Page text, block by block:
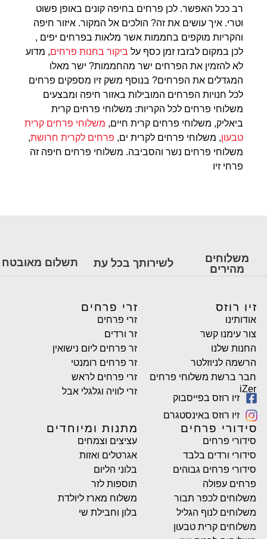
רב ככל האפשר. לכן פרחים בחיפה קונים באופן פשוט
וטרי. איך עושים את זה? הולכים אל המקור. איזור חיפה
והקריות מוקפים בחממות אשר מלאות בפרחים יפים ,
לכן במקום לבזבז זמן כסף על ביקור בחנות פרחים, מדוע
לא להזמין את הפרחים ישר מהחממות? ישר מאלו
המגדלים את הפרחים? בנוסף משק זיו מספקים פרחים
לכל חנויות הפרחים המובילות באזור חיפה ומבצעים
משלוחי פרחים לכל הקריות: משלוחי פרחים קרית
ביאליק, משלוחי פרחים קרית חיים, משלוחי פרחים קרית
טבעון, משלוחי פרחים לקרית ים, פרחים לקרית חרושת,
משלוחי פרחים נשר והסביבה. משלוחי פרחים חיפה זה
פרחי זיו
משלוחים
מהירים
לשירותך בכל עת תשלום מאובטח
זיו רוזס
אודותינו
צור עימנו קשר
החנות שלנו
הרשמה לניוזלטר
חבר ברשת משלוחי פרחים
iZer
זיו רוזס בפייסבוק
זיו רוזס באינסטגרם
זרי פרחים
זרי פרחים
זר ורדים
זר פרחים ליום נישואין
זר פרחים רומנטי
זרי פרחים לראש
זרי לוויה וגלגלי אבל
סידורי פרחים
סידורי פרחים
סידורי ורדים בלבד
סידורי פרחים גבוהים
פרחים עפולה
משלוחים לכפר תבור
משלוחים לנוף הגליל
משלוחים קרית טבעון
מתנות ומיוחדים
עציצים וצמחים
אגרטלים ואזות
בלוני הליום
תוספות לזר
משלוח מארז ליולדת
בלון וחבילת שי